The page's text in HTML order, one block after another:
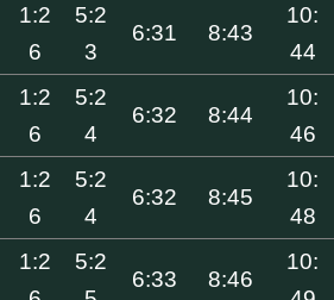
1:2
6
5:2
3
6:31 8:43
10:
44
1:2
6
5:2
4
6:32 8:44
10:
46
1:2
6
5:2
4
6:32 8:45
10:
48
1:2
5:2
6:33 8:46
10: